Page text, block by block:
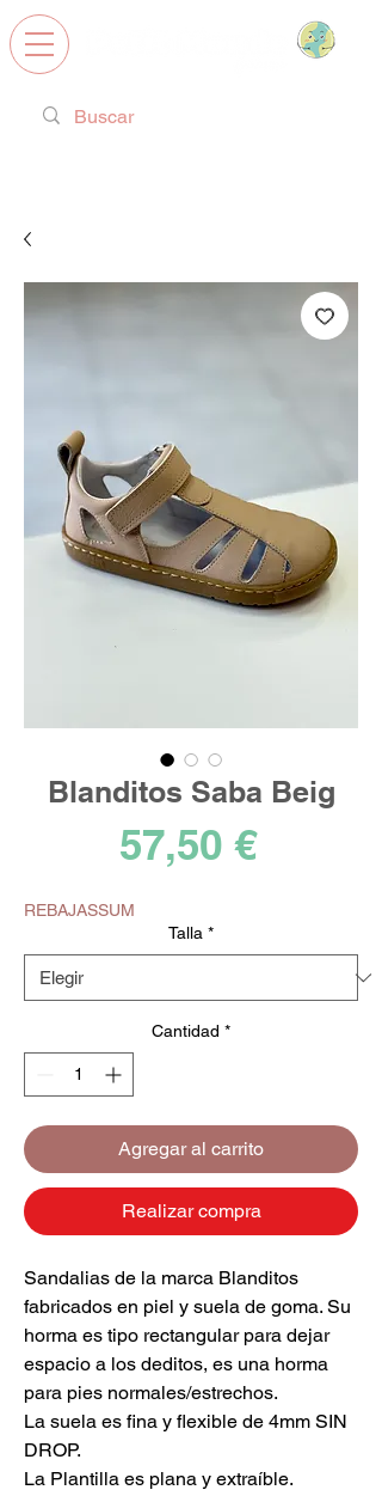
Blanditos Saba Beig
57,50 €Precio
REBAJASSUM
Talla *
Cantidad *
Agregar al carrito
Realizar compra
Sandalias de la marca Blanditos
fabricados en piel y suela de goma. Su
horma es tipo rectangular para dejar
espacio a los deditos, es una horma
para pies normales/estrechos.
La suela es fina y flexible de 4mm SIN
DROP.
La Plantilla es plana y extraíble.